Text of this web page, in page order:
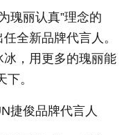
瑰丽认真”理念的
全新品牌代言人。
，用更多的瑰丽能
。